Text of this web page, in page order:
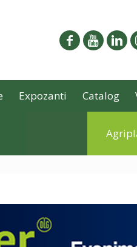
Expozanti Catalog